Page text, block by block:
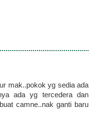
mak..pokok yg sedia ada
ada yg tercedera dan
camne..nak ganti baru